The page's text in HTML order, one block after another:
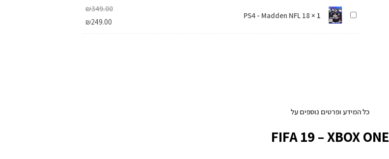
Last
of
PS4
1
×
PS4 - Madden NFL 18
₪349.00
₪249.00
כל המידע ופרטים נוספים על
FIFA 19 – XBOX ONE